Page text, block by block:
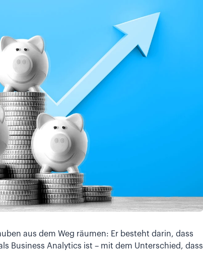
aus dem Weg räumen: Er besteht darin, dass
Business Analytics ist – mit dem Unterschied, dass